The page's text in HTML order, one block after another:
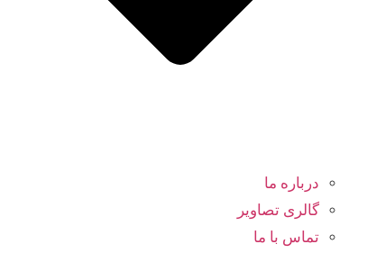
درباره ما
گالری تصاویر
تماس با ما